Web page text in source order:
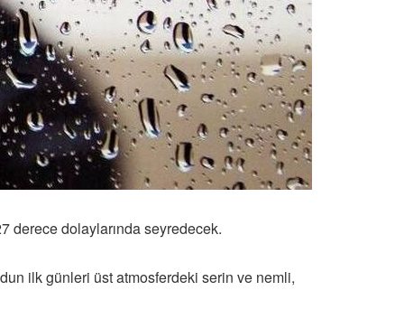
derece dolaylarında seyredecek.
ilk günleri üst atmosferdeki serin ve nemli,